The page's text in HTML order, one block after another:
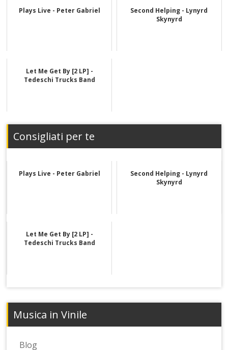
Plays Live - Peter Gabriel
Second Helping - Lynyrd
Skynyrd
Let Me Get By [2 LP] -
Tedeschi Trucks Band
Consigliati per te
Plays Live - Peter Gabriel
Second Helping - Lynyrd
Skynyrd
Let Me Get By [2 LP] -
Tedeschi Trucks Band
Musica in Vinile
Blog